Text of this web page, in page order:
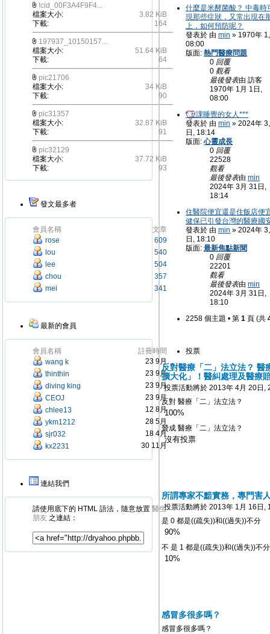
!cid_00F3A4F9F4...
檔案大小:
3.82 KiB
下載:
164
197937_10150157...
檔案大小:
51.64 KiB
下載:
64
pic21706
檔案大小:
34 KiB
下載:
90
pic31357
檔案大小:
32.87 KiB
下載:
91
pic32129
檔案大小:
37.72 KiB
下載:
93
發文最多者
會員名稱
文章
rose
609
lou
540
lee
504
chou
357
mei
341
最新的會員
會員名稱
註冊時間
wang k
23 9月
thinthin
23 9月
diving king
23 9月
CEOJ
23 9月
chlee13
12 8月
ykm1212
28 5月
sjr032
18 4月
kx2231
30 11月
連結我們
請使用底下的 HTML 語法，隨意放置 醫生
朋友 之連結：
什麼是米酵菌酸？ 中毒時
現那些症狀，又常出現在
上，如何預防呢？
發表於 由 min » 1970年 1
08:00
版面: 熱門醫療問題
0 回覆
0 觀看
最後發表由 訪客
1970年 1月 1日,
08:00
*上課睡覺的女人***
發表於 由 min » 2024年 3
日, 18:14
版面:心靈成長
0 回覆
22528
觀看
最後發表由 min
2024年 3月 31日,
18:14
住醫院便宜還是住飯店便
健保已引發台灣的醫療國
發表於 由 min » 2024年 3
日, 18:10
版面: 最新焦點新聞
0 回覆
22201
觀看
最後發表由 min
2024年 3月 31日,
18:10
2258 個主題 • 第 1 頁 (共
投票
反對醫療「二」法立法？ 醫
擴大化」！醫糾處理及醫療
投票活動將於 2013年 4月 20日,
反對 醫療「二」法立法？
100%
贊成 醫療「二」法立法？
沒有投票
所謂專家不黯實務，專門害
投票活動將於 2013年 1月 16日,
是 0 都是((疏失))和((過失))不分
90%
不 是 1 都是((疏失))和((過失))不分
10%
感冒多很多嗎？
感冒多很多嗎？